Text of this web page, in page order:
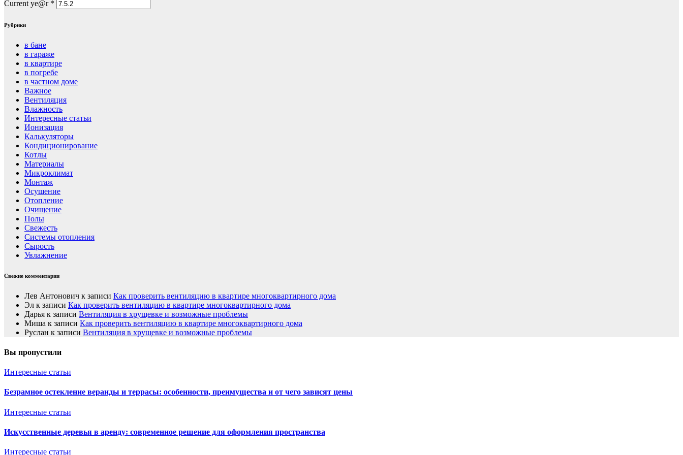
Current ye@r *
Рубрики
в бане
в гараже
в квартире
в погребе
в частном доме
Важное
Вентиляция
Влажность
Интересные статьи
Ионизация
Калькуляторы
Кондиционирование
Котлы
Материалы
Микроклимат
Монтаж
Осушение
Отопление
Очищение
Полы
Свежесть
Системы отопления
Сырость
Увлажнение
Свежие комментарии
Лев Антонович к записи Как проверить вентиляцию в квартире многоквартирного дома
Эл к записи Как проверить вентиляцию в квартире многоквартирного дома
Дарья к записи Вентиляция в хрущевке и возможные проблемы
Миша к записи Как проверить вентиляцию в квартире многоквартирного дома
Руслан к записи Вентиляция в хрущевке и возможные проблемы
Вы пропустили
Интересные статьи
Безрамное остекление веранды и террасы: особенности, преимущества и от чего зависят цены
Интересные статьи
Искусственные деревья в аренду: современное решение для оформления пространства
Интересные статьи